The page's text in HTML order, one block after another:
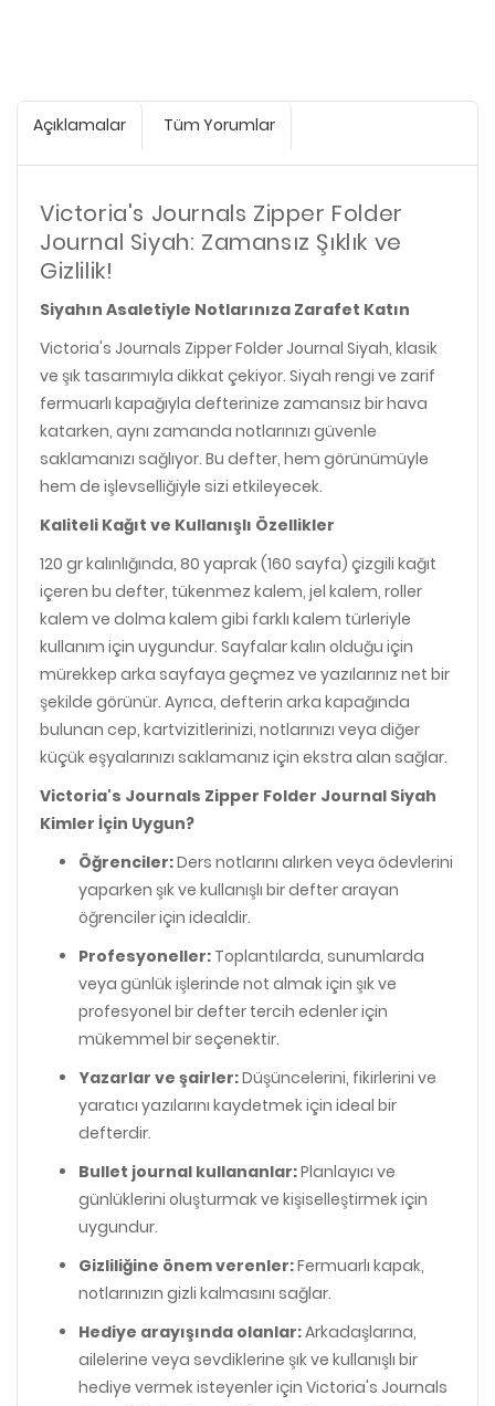
Açıklamalar Tüm Yorumlar
Victoria's Journals Zipper Folder
Journal Siyah: Zamansız Şıklık ve
Gizlilik!
Siyahın Asaletiyle Notlarınıza Zarafet Katın
Victoria's Journals Zipper Folder Journal Siyah, klasik
ve şık tasarımıyla dikkat çekiyor. Siyah rengi ve zarif
fermuarlı kapağıyla defterinize zamansız bir hava
katarken, aynı zamanda notlarınızı güvenle
saklamanızı sağlıyor. Bu defter, hem görünümüyle
hem de işlevselliğiyle sizi etkileyecek.
Kaliteli Kağıt ve Kullanışlı Özellikler
120 gr kalınlığında, 80 yaprak (160 sayfa) çizgili kağıt
içeren bu defter, tükenmez kalem, jel kalem, roller
kalem ve dolma kalem gibi farklı kalem türleriyle
kullanım için uygundur. Sayfalar kalın olduğu için
mürekkep arka sayfaya geçmez ve yazılarınız net bir
şekilde görünür. Ayrıca, defterin arka kapağında
bulunan cep, kartvizitlerinizi, notlarınızı veya diğer
küçük eşyalarınızı saklamanız için ekstra alan sağlar.
Victoria's Journals Zipper Folder Journal Siyah
Kimler İçin Uygun?
Öğrenciler:Ders notlarını alırken veya ödevlerini
yaparken şık ve kullanışlı bir defter arayan
öğrenciler için idealdir.
Profesyoneller: Toplantılarda, sunumlarda
veya günlük işlerinde not almak için şık ve
profesyonel bir defter tercih edenler için
mükemmel bir seçenektir.
Yazarlar ve şairler:Düşüncelerini, fikirlerini ve
yaratıcı yazılarını kaydetmek için ideal bir
defterdir.
Bullet journal kullananlar:Planlayıcı ve
günlüklerini oluşturmak ve kişiselleştirmek için
uygundur.
Gizliliğine önem verenler:Fermuarlı kapak,
notlarınızın gizli kalmasını sağlar.
Hediye arayışında olanlar:Arkadaşlarına,
ailelerine veya sevdiklerine şık ve kullanışlı bir
hediye vermek isteyenler için Victoria's Journals